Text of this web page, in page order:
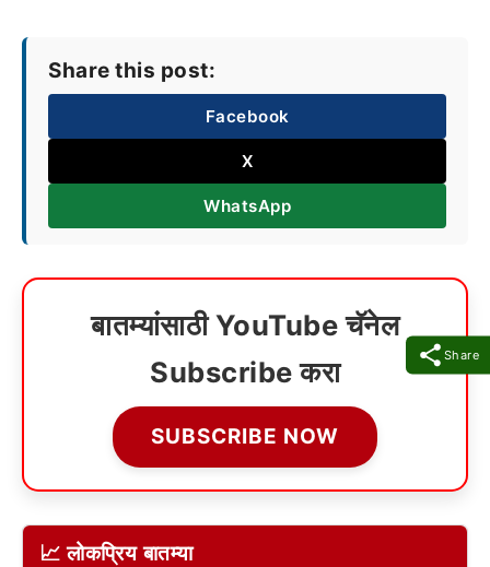
Share
Share this post:
Facebook
X
WhatsApp
बातम्यांसाठी YouTube चॅनेल
Subscribe करा
SUBSCRIBE NOW
📈 लोकप्रिय बातम्या